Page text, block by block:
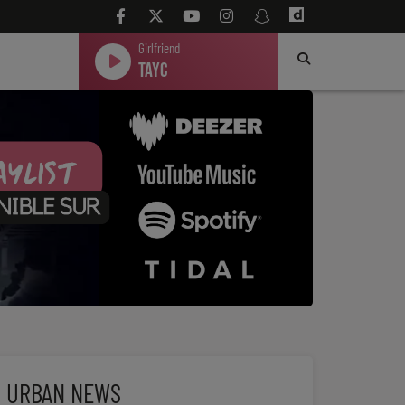
Girlfriend
Tayc
URBAN NEWS